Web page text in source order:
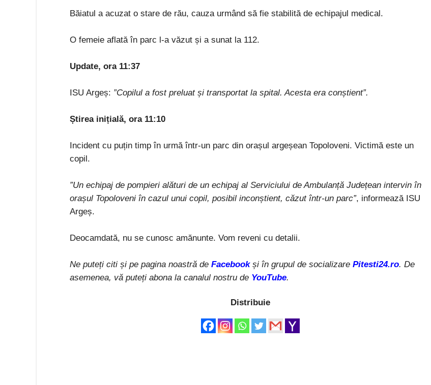
Băiatul a acuzat o stare de rău, cauza urmând să fie stabilită de echipajul medical.
O femeie aflată în parc l-a văzut și a sunat la 112.
Update, ora 11:37
ISU Argeș: ”Copilul a fost preluat și transportat la spital. Acesta era conștient”.
Știrea inițială, ora 11:10
Incident cu puțin timp în urmă într-un parc din orașul argeșean Topoloveni. Victimă este un
copil.
”Un echipaj de pompieri alături de un echipaj al Serviciului de Ambulanță Județean intervin în
orașul Topoloveni în cazul unui copil, posibil inconștient, căzut într-un parc”, informează ISU
Argeș.
Deocamdată, nu se cunosc amănunte. Vom reveni cu detalii.
Ne puteți citi și pe pagina noastră de Facebook și în grupul de socializare Pitesti24.ro. De
asemenea, vă puteți abona la canalul nostru de YouTube.
Distribuie